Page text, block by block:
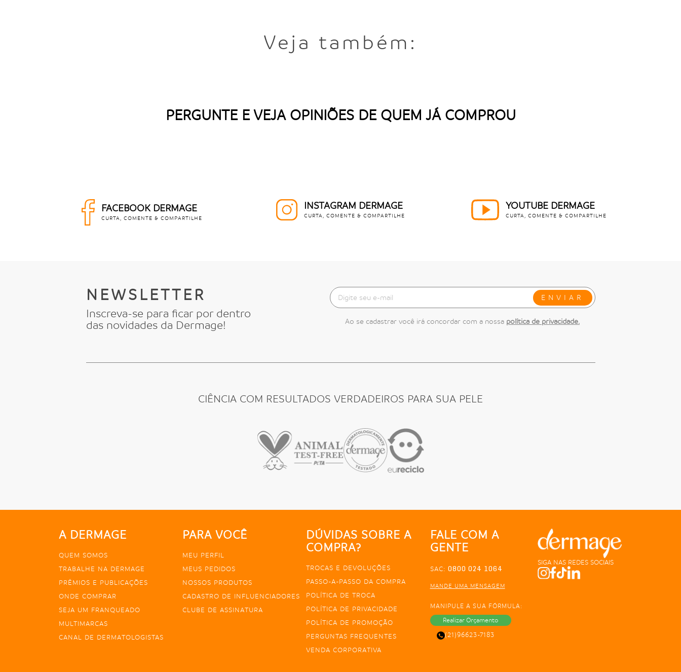
Veja também:
PERGUNTE E VEJA OPINIÕES DE QUEM JÁ COMPROU
FACEBOOK DERMAGE
CURTA, COMENTE & COMPARTILHE
INSTAGRAM DERMAGE
CURTA, COMENTE & COMPARTILHE
YOUTUBE DERMAGE
CURTA, COMENTE & COMPARTILHE
NEWSLETTER
Inscreva-se para ficar por dentro
das novidades da Dermage!
ENVIAR
Ao se cadastrar você irá concordar com a nossa política de privacidade.
CIÊNCIA COM RESULTADOS VERDADEIROS PARA SUA PELE
A DERMAGE
QUEM SOMOS
TRABALHE NA DERMAGE
PRÊMIOS E PUBLICAÇÕES
ONDE COMPRAR
SEJA UM FRANQUEADO
MULTIMARCAS
CANAL DE DERMATOLOGISTAS
PARA VOCÊ
MEU PERFIL
MEUS PEDIDOS
NOSSOS PRODUTOS
CADASTRO DE INFLUENCIADORES
CLUBE DE ASSINATURA
DÚVIDAS SOBRE A
COMPRA?
TROCAS E DEVOLUÇÕES
PASSO-A-PASSO DA COMPRA
POLÍTICA DE TROCA
POLÍTICA DE PRIVACIDADE
POLÍTICA DE PROMOÇÃO
PERGUNTAS FREQUENTES
VENDA CORPORATIVA
FALE COM A
GENTE
SAC: 0800 024 1064
MANDE UMA MENSAGEM
MANIPULE A SUA FÓRMULA:
Realizar Orçamento
(21)96623-7183
SIGA NAS REDES SOCIAIS